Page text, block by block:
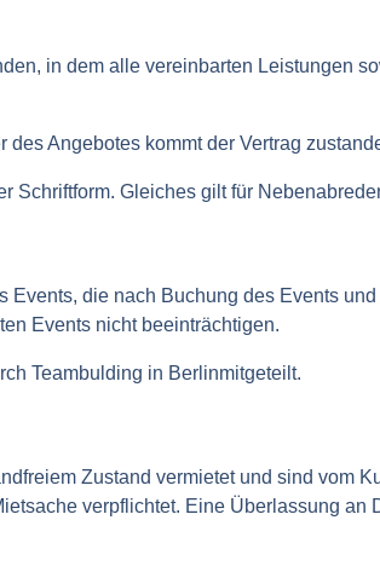
in dem alle vereinbarten Leistungen
Angebotes kommt der Vertrag
Schriftform. Gleiches gilt für
die nach Buchung des Events
Events nicht beeinträchtigen.
Teambulding in Berlinmitgeteilt.
Zustand vermietet und sind vom
verpflichtet. Eine Überlassung an